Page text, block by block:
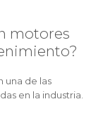
motores
una de las
en la industria.